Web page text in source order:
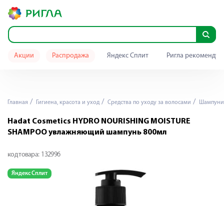
Акции Распродажа Яндекс Сплит Ригла
Главная Гигиена, красота и уход Средства по уходу за волосами Шампуни
Hadat Cosmetics HYDRO NOURISHING MOISTURE
SHAMPOO увлажняющий шампунь 800мл
код товара: 132996
Яндекс Сплит